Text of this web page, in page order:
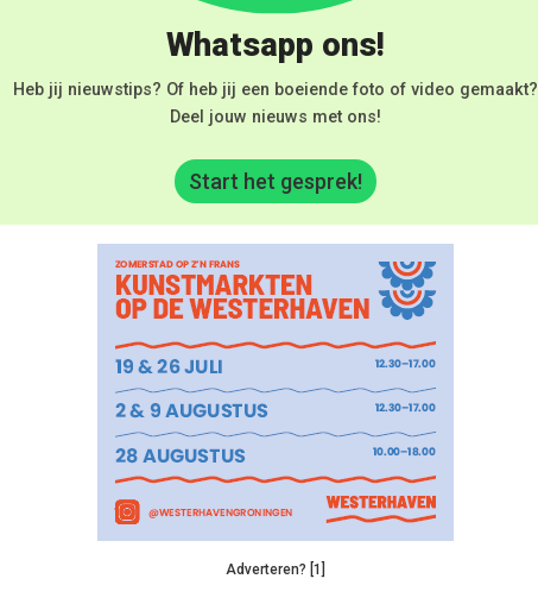
Whatsapp ons!
Heb jij nieuwstips? Of heb jij een boeiende foto of video gemaakt?
Deel jouw nieuws met ons!
Start het gesprek!
Adverteren? [1]